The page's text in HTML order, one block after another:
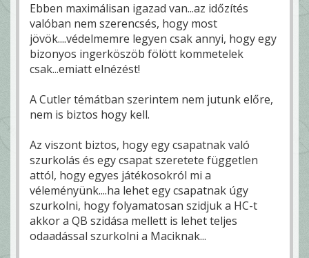
Ebben maximálisan igazad van...az időzítés
valóban nem szerencsés, hogy most
jövök....védelmemre legyen csak annyi, hogy egy
bizonyos ingerköszöb fölött kommetelek
csak...emiatt elnézést!
A Cutler témátban szerintem nem jutunk előre,
nem is biztos hogy kell.
Az viszont biztos, hogy egy csapatnak való
szurkolás és egy csapat szeretete független
attól, hogy egyes játékosokról mi a
véleményünk....ha lehet egy csapatnak úgy
szurkolni, hogy folyamatosan szidjuk a HC-t
akkor a QB szidása mellett is lehet teljes
odaadással szurkolni a Maciknak...